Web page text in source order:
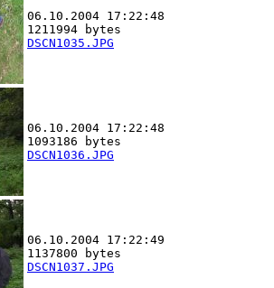
06.10.2004 17:22:48
1211994 bytes
DSCN1035.JPG
06.10.2004 17:22:48
1093186 bytes
DSCN1036.JPG
06.10.2004 17:22:49
1137800 bytes
DSCN1037.JPG